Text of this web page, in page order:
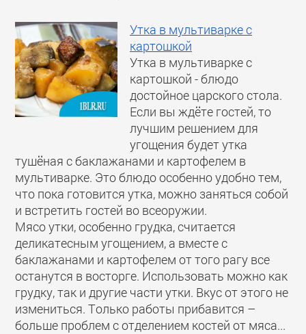
Утка в мультиварке с
картошкой
Утка в мультиварке с
картошкой - блюдо
достойное царского стола.
Если вы ждёте гостей, то
лучшим решением для
угощения будет утка
тушёная с баклажанами и картофелем в
мультиварке. Это блюдо особенно удобно тем,
что пока готовится утка, можно заняться собой
и встретить гостей во всеоружии.
Мясо утки, особенно грудка, считается
деликатесным угощением, а вместе с
баклажанами и картофелем от того рагу все
останутся в восторге. Использовать можно как
грудку, так и другие части утки. Вкус от этого не
измениться. Только работы прибавится –
больше проблем с отделением костей от мяса...